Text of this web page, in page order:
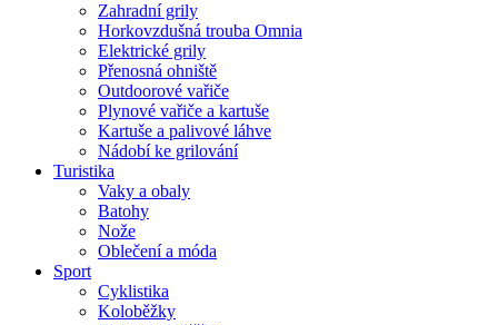
Zahradní grily
Horkovzdušná trouba Omnia
Elektrické grily
Přenosná ohniště
Outdoorové vařiče
Plynové vařiče a kartuše
Kartuše a palivové láhve
Nádobí ke grilování
Turistika
Vaky a obaly
Batohy
Nože
Oblečení a móda
Sport
Cyklistika
Koloběžky